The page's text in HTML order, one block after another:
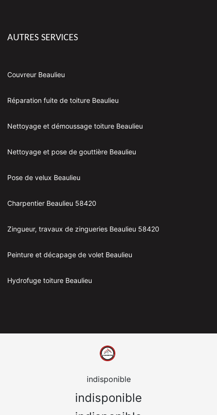
AUTRES SERVICES
Couvreur Beaulieu
Réparation fuite de toiture Beaulieu
Nettoyage et démoussage toiture Beaulieu
Nettoyage et pose de gouttière Beaulieu
Pose de velux Beaulieu
Charpentier Beaulieu 58420
Zingueur, travaux de zingueries Beaulieu 58420
Peinture et décapage de volet Beaulieu
Hydrofuge toiture Beaulieu
indisponible
indisponible